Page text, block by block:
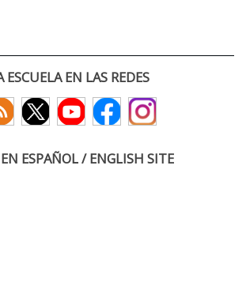
ESCUELA EN LAS REDES
ESPAÑOL / ENGLISH SITE